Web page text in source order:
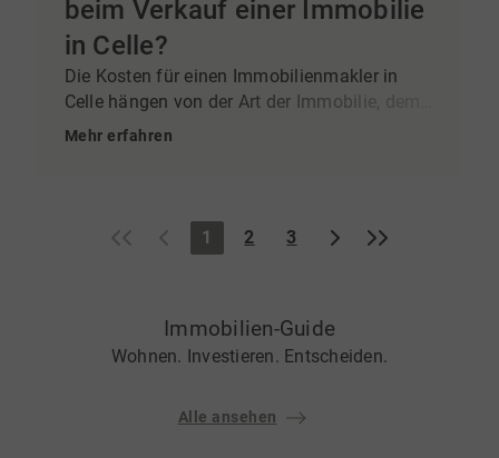
beim Verkauf einer Immobilie
in Celle?
Die Kosten für einen Immobilienmakler in
Celle hängen von der Art der Immobilie, dem
Verkaufswert und dem vereinbarten
Besichtigungen, Preisverhandlungen sowie
die Begleitung bis zum Notartermin. Gerne
erfolgreichen Immobilienverkaufin Celle.
Mehr erfahren
« ‹ 1 2 3 › »
Immobilien-Guide
Wohnen. Investieren. Entscheiden.
Alle ansehen